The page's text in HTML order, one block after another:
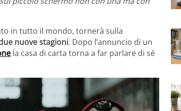
in tutto il mondo, tornerà sulla
nuove stagioni. Dopo l’annuncio di un
la casa di carta torna a far parlare di sé